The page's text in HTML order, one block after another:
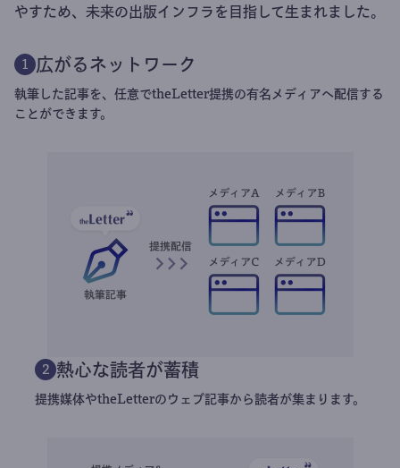
やすため、未来の出版インフラを目指して生まれました。
1 広がるネットワーク
執筆した記事を、任意でtheLetter提携の有名メディアへ配信する
ことができます。
2 熱心な読者が蓄積
提携媒体やtheLetterのウェブ記事から読者が集まります。